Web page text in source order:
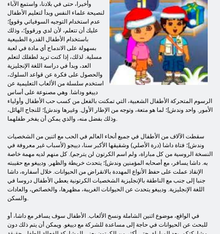
وأخيرا، حتى في بلادنا، واستمع الآباء
لنصيحة علماء النفس وبدأ لتعليم الأطفال
عدم استخدام التوجيه السوفياتي وقوو]؛
عليك أن تتعلم، لأن لدي ورقوو]؛، وذلك
باستخدام الأطفال القدرة الطبيعية
بسهولة على الاندماج أي مادة في لعبة
مسلية. لذلك، إذا كنت تريد لطفلك لتعلم
العد، وبدأ في دراسة اللغة الإنجليزية
والحصول على فكرة عن قواعد السلوك،
استخدم سلسلة من الألعاب التعليمية عن
دييغو وداشا. وهي مصنوعة على أساس
الرسوم المتحركة الأطفال الشعبية، التي تمكنت بالفعل من كسب حب الأطفال وأولياء
الأمور. واحد وندش]؛ لما هو متعة، وتوجه من الإطار الأول. وغيرها وندش]؛ للنجاح الهائل،
وذلك بفضل منه، والذي يمكن أن يفخر طفلهما.
سقطت الآلاف من الأطفال في جميع أنحاء العالم في الحب مع اثنين من الشخصيات
وندش]؛ فتاة داشا (درة الأصلي) وشقيقها الأكبر سنا، دييجو (لأسباب غير معروفة في
النسخة الروسية من كل مباراة، ولم اسم الكرتون لن يترجم). كل منهم لديه مهمة خاصة
به. داشا يسافر، مع أصحابه المؤمنين وندش]؛ يتحدث خريطة والظهر. ودييغو مع حقيبته
الإنقاذ عملت على حفظ الأنواع المهددة بالانقراض من الحيوانات. خلال أسفاره، داشا
جنبا إلى جنب مع الناطقة بالإنجليزية الشخصيات الكرتونية يعطي الأطفال دروسا في
اللغة الإنجليزية. ودييغو يتحدث عن الحيوانات الغريبة، مظهرها، والخصائص، والعادات
والسكن.
في الواقع، موضوع اثنين الشاملة ونسخ الألعاب. الأطفال سوف يسافر مع داشا، أو
للبحث عن الحيوانات في حاجة إلى مساعدة للشركة مع دييغو. ويمكن أن يتم ذلك دون